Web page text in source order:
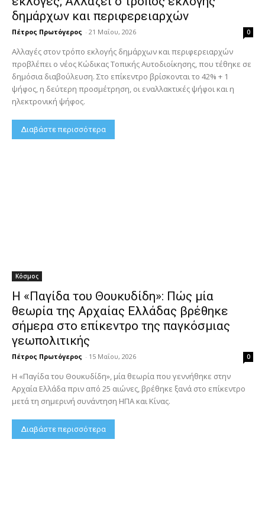
δημάρχων και περιφερειαρχών
Πέτρος Πρωτόγερος - 21 Μαΐου, 2026 0
Αλλαγές στον τρόπο εκλογής δημάρχων και περιφερειαρχών
προβλέπει ο νέος Κώδικας Τοπικής Αυτοδιοίκησης, που τέθηκε σε
δημόσια διαβούλευση. Στο επίκεντρο βρίσκονται το 42% + 1
ψήφος, η δεύτερη προσμέτρηση, οι εναλλακτικές ψήφοι και η
ηλεκτρονική ψήφος.
Διαβάστε περισσότερα
Κόσμος
Η «Παγίδα του Θουκυδίδη»: Πώς μία
θεωρία της Αρχαίας Ελλάδας βρέθηκε
σήμερα στο επίκεντρο της παγκόσμιας
γεωπολιτικής
Πέτρος Πρωτόγερος - 15 Μαΐου, 2026 0
Η «Παγίδα του Θουκυδίδη», μία θεωρία που γεννήθηκε στην
Αρχαία Ελλάδα πριν από 25 αιώνες, βρέθηκε ξανά στο επίκεντρο
μετά τη σημερινή συνάντηση ΗΠΑ και Κίνας.
Διαβάστε περισσότερα